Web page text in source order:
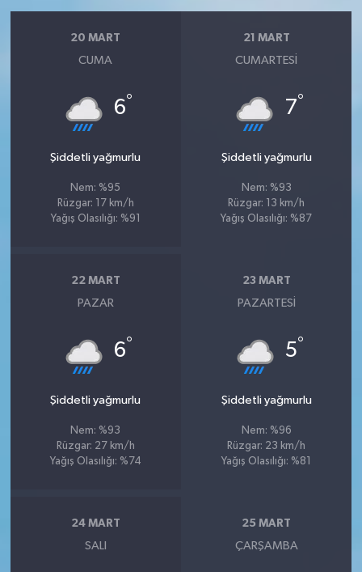
20 MART
CUMA
6°
Şiddetli yağmurlu
Nem: %95
Rüzgar: 17 km/h
Yağış Olasılığı: %91
21 MART
CUMARTESI
7°
Şiddetli yağmurlu
Nem: %93
Rüzgar: 13 km/h
Yağış Olasılığı: %87
22 MART
PAZAR
6°
Şiddetli yağmurlu
Nem: %93
Rüzgar: 27 km/h
Yağış Olasılığı: %74
23 MART
PAZARTESI
5°
Şiddetli yağmurlu
Nem: %96
Rüzgar: 23 km/h
Yağış Olasılığı: %81
24 MART
SALI
25 MART
ÇARŞAMBA